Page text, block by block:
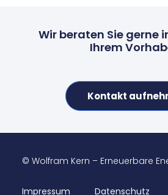
Wir beraten Sie gerne
Ihrem
Kontakt
© Wolfram Kern – Erneuerbare
Impressum Datenschutz